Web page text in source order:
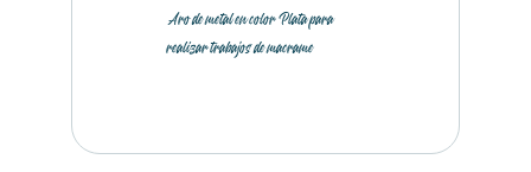
Aro de metal en color Plata para
realizar trabajos de macrame